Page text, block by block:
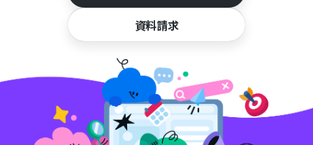
資料請求